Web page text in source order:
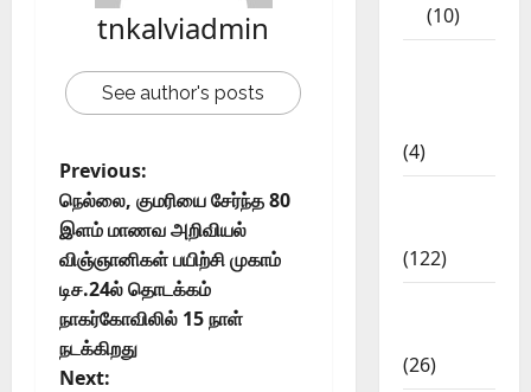
tnkalviadmin
See author's posts
Previous:
நெல்லை, குமரியை சேர்ந்த 80
இளம் மாணவ அறிவியல்
விஞ்ஞானிகள் பயிற்சி முகாம்
டிச.24ல் தொடக்கம்
நாகர்கோவிலில் 15 நாள்
நடக்கிறது
Next:
(10)
(4)
(122)
(26)